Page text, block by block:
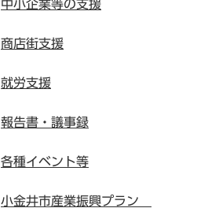
中小企業等の支援
商店街支援
就労支援
報告書・議事録
各種イベント等
小金井市産業振興プラン